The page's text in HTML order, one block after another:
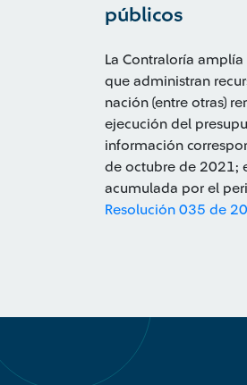
públicos
La Contraloría
que administran
nación (entre otras)
ejecución del
información
de octubre de 2021;
acumulada por el
Resolución 035 de